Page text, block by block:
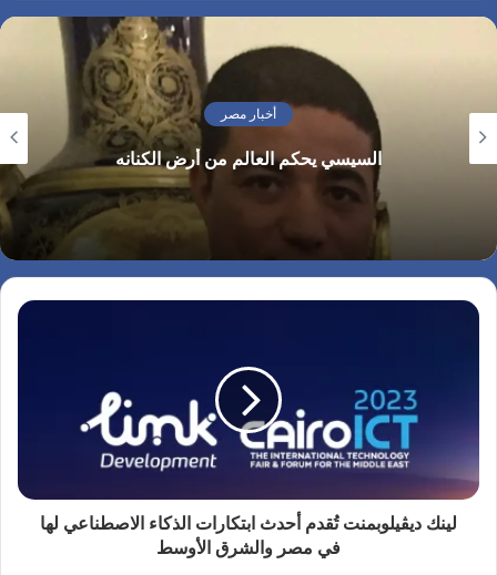
أخبار مصر
السيسي يحكم العالم من أرض الكنانه
لينك ديڤيلوبمنت تُقدم أحدث ابتكارات الذكاء الاصطناعي لها
في مصر والشرق الأوسط